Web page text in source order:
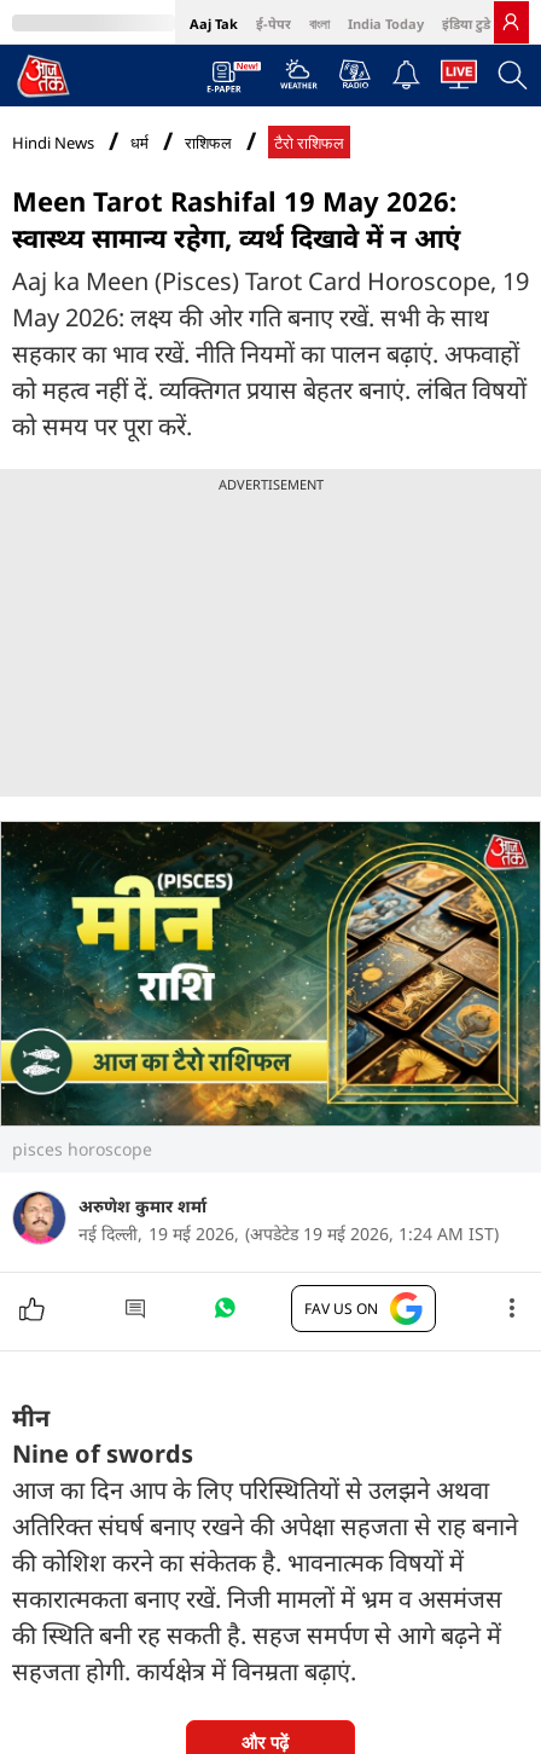
Aaj Tak ई-पेपर বাংলা India Today इंडिया टुडे हिंदी
MumbaiTak Cosmopolitan Harper's Bazaar Northeast
Hindi News धर्म राशिफल टैरो राशिफल
Meen Tarot Rashifal 19 May 2026:
स्वास्थ्य सामान्य रहेगा, व्यर्थ दिखावे में न आएं
Aaj ka Meen (Pisces) Tarot Card Horoscope, 19
May 2026: लक्ष्य की ओर गति बनाए रखें. सभी के साथ
सहकार का भाव रखें. नीति नियमों का पालन बढ़ाएं. अफवाहों
को महत्व नहीं दें. व्यक्तिगत प्रयास बेहतर बनाएं. लंबित विषयों
को समय पर पूरा करें.
ADVERTISEMENT
pisces horoscope
अरुणेश कुमार शर्मा
नई दिल्ली, 19 मई 2026, (अपडेटेड 19 मई 2026, 1:24 AM IST)
FAV US ON
मीन
Nine of swords
आज का दिन आप के लिए परिस्थितियों से उलझने अथवा
अतिरिक्त संघर्ष बनाए रखने की अपेक्षा सहजता से राह बनाने
की कोशिश करने का संकेतक है. भावनात्मक विषयों में
सकारात्मकता बनाए रखें. निजी मामलों में भ्रम व असमंजस
की स्थिति बनी रह सकती है. सहज समर्पण से आगे बढ़ने में
सहजता होगी. कार्यक्षेत्र में विनम्रता बढ़ाएं.
और पढ़ें